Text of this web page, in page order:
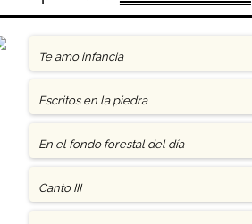
Te amo infancia
Escritos en la piedra
En el fondo forestal del día
Canto III